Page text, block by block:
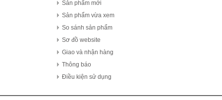
FDK Coperation
Hitachi - Japan
HCFA - China
HIOKI - Japan
HAGER
HONEYWELL
Hanyoung - Korea
Sản phẩm mới
Sản phẩm vừa xem
So sánh sản phẩm
Sơ đồ website
Giao và nhận hàng
Thông báo
Điều kiện sử dụng